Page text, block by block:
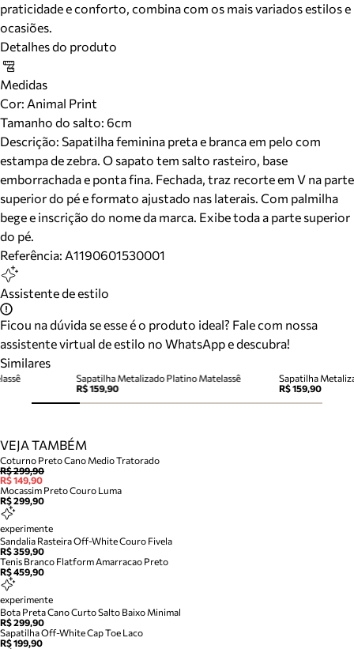
praticidade e conforto, combina com os mais variados estilos e
ocasiões.
Detalhes do produto
Medidas
Cor: Animal Print
Tamanho do salto: 6cm
Descrição: Sapatilha feminina preta e branca em pelo com
estampa de zebra. O sapato tem salto rasteiro, base
emborrachada e ponta fina. Fechada, traz recorte em V na parte
superior do pé e formato ajustado nas laterais. Com palmilha
bege e inscrição do nome da marca. Exibe toda a parte superior
do pé.
Referência: A1190601530001
Assistente de estilo
Ficou na dúvida se esse é o produto ideal? Fale com nossa
assistente virtual de estilo no WhatsApp e descubra!
Similares
Sapatilha Metalizado Platino Matelassê
R$ 159,90
Sapatilha
R$ 159,90
VEJA TAMBÉM
Coturno Preto Cano Medio Tratorado
R$ 299,90
R$ 149,90
Mocassim Preto Couro Luma
R$ 299,90
experimente
Sandalia Rasteira Off-White Couro Fivela
R$ 359,90
Tenis Branco Flatform Amarracao Preto
R$ 459,90
experimente
Bota Preta Cano Curto Salto Baixo Minimal
R$ 299,90
Sapatilha Off-White Cap Toe Laco
R$ 199,90